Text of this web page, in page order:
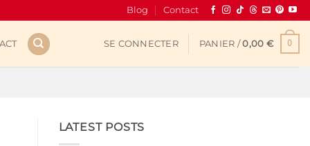
Blog Contact
SE CONNECTER PANIER /0,00 € 0
LATEST POSTS